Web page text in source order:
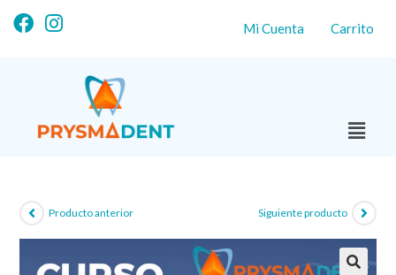
Mi Cuenta Carrito
Producto anterior Siguiente producto